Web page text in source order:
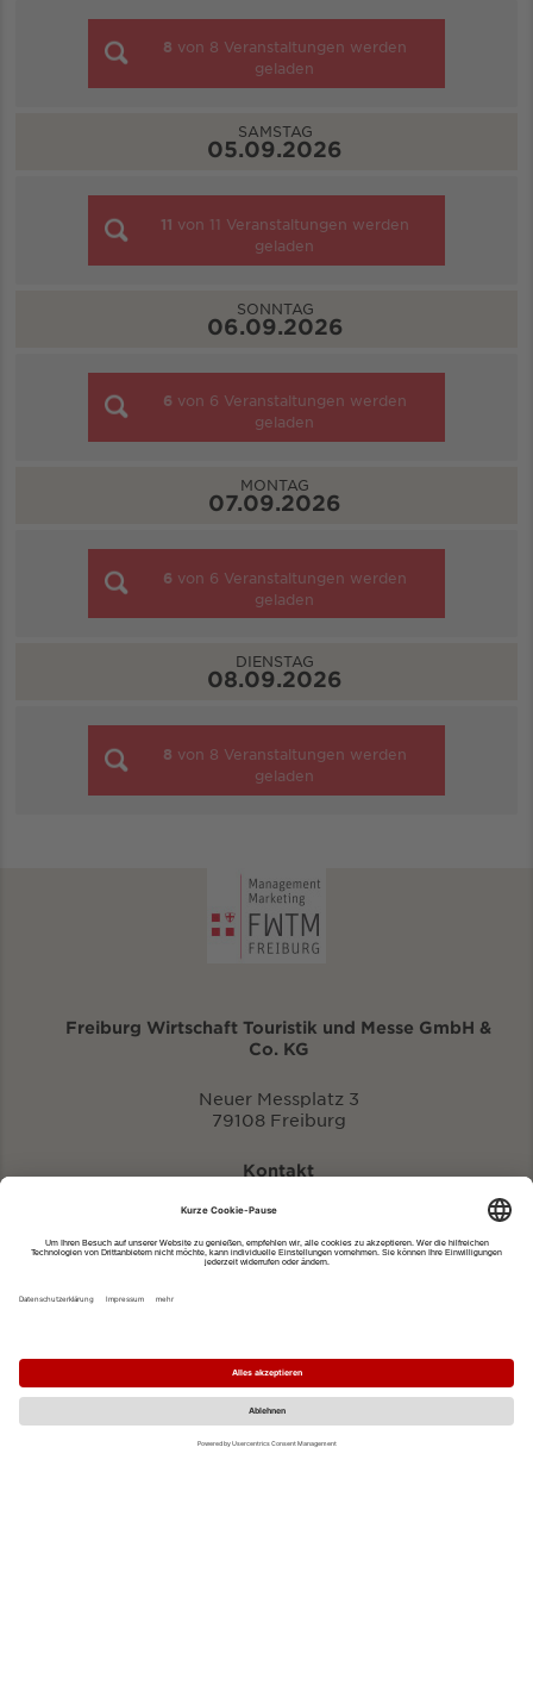
8 von 8 Veranstaltungen werden
geladen
SAMSTAG
05.09.2026
11 von 11 Veranstaltungen werden
geladen
SONNTAG
06.09.2026
6 von 6 Veranstaltungen werden
geladen
MONTAG
07.09.2026
6 von 6 Veranstaltungen werden
geladen
DIENSTAG
08.09.2026
8 von 8 Veranstaltungen werden
geladen
Freiburg Wirtschaft Touristik und Messe GmbH &
Co. KG
Neuer Messplatz 3
79108 Freiburg
Kontakt
eventportal@fwtm.de
Impressum